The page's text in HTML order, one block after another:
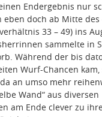
Endergebnis nur
doch ab Mitte
33 – 49) ins
sammelte in
Während der bis
Wurf-Chancen
an umso mehr
Wand“ aus diversen
am Ende clever zu